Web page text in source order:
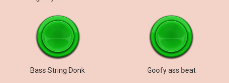
Bass String Donk Goofy ass beat